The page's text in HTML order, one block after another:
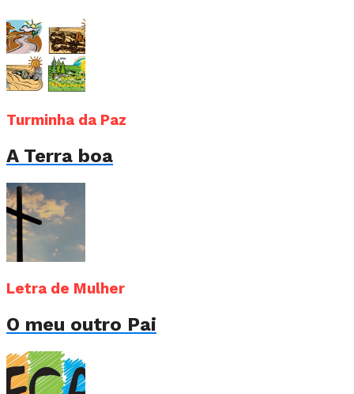
Turminha da Paz
A Terra boa
Letra de Mulher
O meu outro Pai